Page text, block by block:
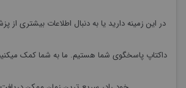
در این زمینه دارید یا به دنبال اطلاعات بیشتری از
داکتاپ پاسخگوی شما هستیم. ما به شما کمک